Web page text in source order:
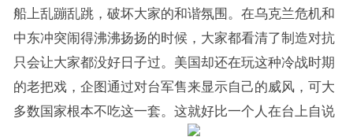
船上乱蹦乱跳，破坏大家的和谐氛围。在乌克兰危机和
中东冲突闹得沸沸扬扬的时候，大家都看清了制造对抗
只会让大家都没好日子过。美国却还在玩这种冷战时期
的老把戏，企图通过对台军售来显示自己的威风，可大
多数国家根本不吃这一套。这就好比一个人在台上自说